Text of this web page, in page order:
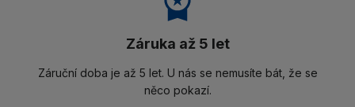
Záruka až 5 let
Záruční doba je až 5 let. U nás se nemusíte bát, že se
něco pokazí.